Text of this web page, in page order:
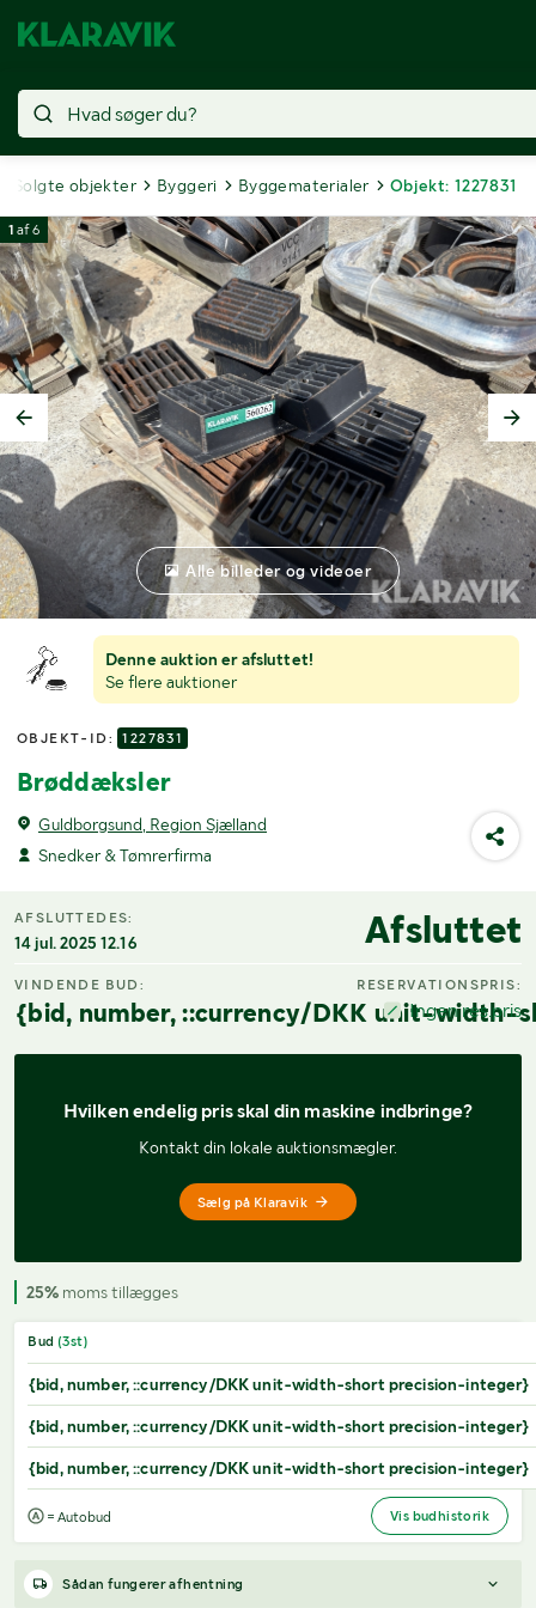
Solgte objekter Byggeri Byggematerialer Objekt: 1227831
Denne auktion er afsluttet!
Se flere auktioner
OBJEKT-ID: 1227831
Brøddæksler
Guldborgsund, Region Sjælland
Snedker & Tømrerfirma
1 af6
Alle billeder og videoer
AFSLUTTEDES:
14 jul. 2025 12.16 Afsluttet
VINDENDE BUD:
{bid, number, ::currency/DKK unit-width-
RESERVATIONSPRIS:
Ingen res.pris
Hvilken endelig pris skal din maskine indbringe?
Kontakt din lokale auktionsmægler.
Sælg på Klaravik
25% moms tillægges
Bud (3st)
{bid, number, ::currency/DKK unit-width-short precision-integer}
{bid, number, ::currency/DKK unit-width-short precision-integer}
{bid, number, ::currency/DKK unit-width-short precision-integer}
= Autobud Vis budhistorik
Sådan fungerer afhentning